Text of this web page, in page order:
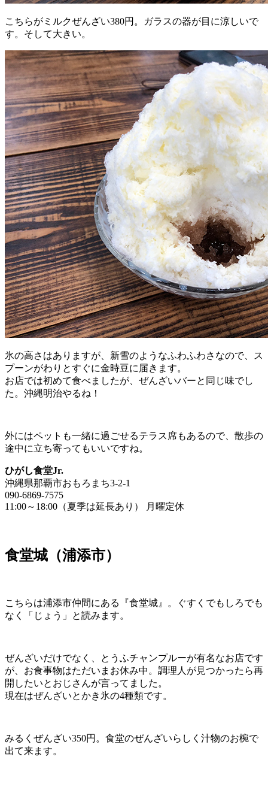
こちらがミルクぜんざい380円。ガラスの器が目に涼しいで
す。そして大きい。
氷の高さはありますが、新雪のようなふわふわさなので、ス
プーンがわりとすぐに金時豆に届きます。
お店では初めて食べましたが、ぜんざいバーと同じ味でし
た。沖縄明治やるね！
外にはペットも一緒に過ごせるテラス席もあるので、散歩の
途中に立ち寄ってもいいですね。
ひがし食堂Jr.
沖縄県那覇市おもろまち3-2-1
090-6869-7575
11:00～18:00（夏季は延長あり） 月曜定休
食堂城（浦添市）
こちらは浦添市仲間にある『食堂城』。ぐすくでもしろでも
なく「じょう」と読みます。
ぜんざいだけでなく、とうふチャンプルーが有名なお店です
が、お食事物はただいまお休み中。調理人が見つかったら再
開したいとおじさんが言ってました。
現在はぜんざいとかき氷の4種類です。
みるくぜんざい350円。食堂のぜんざいらしく汁物のお椀で
出て来ます。